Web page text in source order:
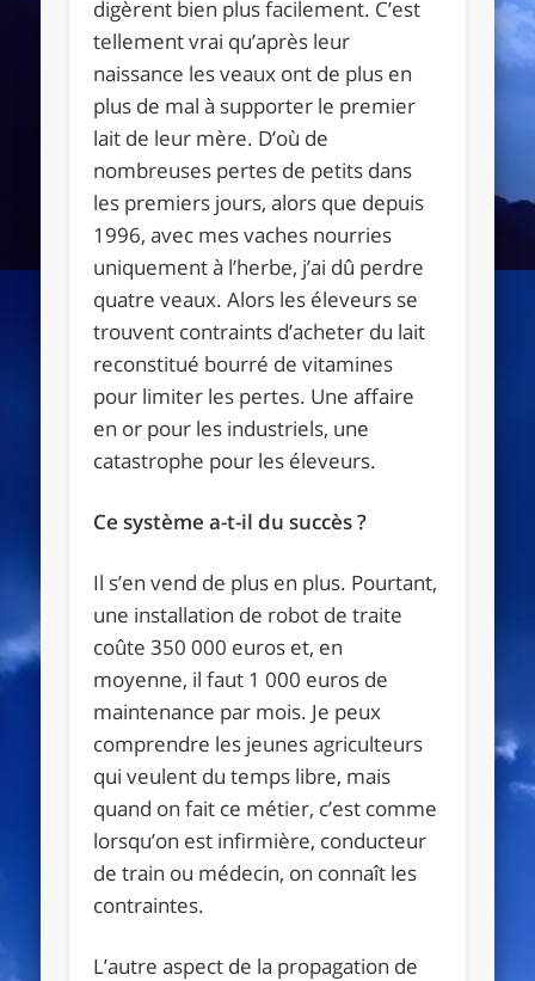
digèrent bien plus facilement. C’est
tellement vrai qu’après leur
naissance les veaux ont de plus en
plus de mal à supporter le premier
lait de leur mère. D’où de
nombreuses pertes de petits dans
les premiers jours, alors que depuis
1996, avec mes vaches nourries
uniquement à l’herbe, j’ai dû perdre
quatre veaux. Alors les éleveurs se
trouvent contraints d’acheter du lait
reconstitué bourré de vitamines
pour limiter les pertes. Une affaire
en or pour les industriels, une
catastrophe pour les éleveurs.
Ce système a-t-il du succès ?
Il s’en vend de plus en plus. Pourtant,
une installation de robot de traite
coûte 350 000 euros et, en
moyenne, il faut 1 000 euros de
maintenance par mois. Je peux
comprendre les jeunes agriculteurs
qui veulent du temps libre, mais
quand on fait ce métier, c’est comme
lorsqu’on est infirmière, conducteur
de train ou médecin, on connaît les
contraintes.
L’autre aspect de la propagation de